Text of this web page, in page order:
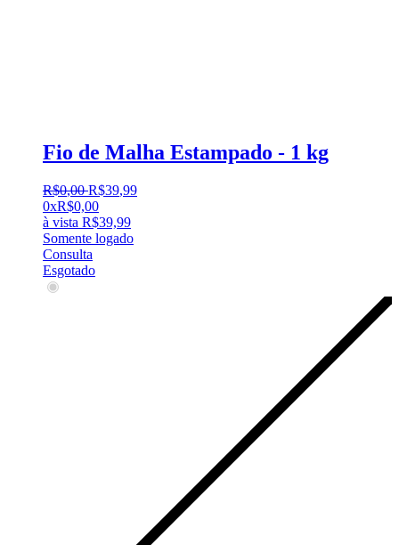
Fio de Malha Estampado - 1 kg
R$0,00 R$39,99
0xR$0,00
à vista R$39,99
Somente logado
Consulta
Esgotado